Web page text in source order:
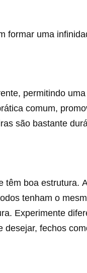
formar uma
permitindo uma
comum,
são bastante
têm boa estrutura.
tenham o
Experimente
fechos